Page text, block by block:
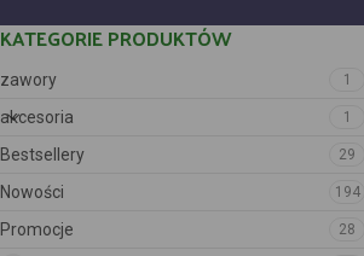
KATEGORIE PRODUKTÓW
zawory 1
akcesoria 1
Bestsellery 29
Nowości 194
Promocje 28